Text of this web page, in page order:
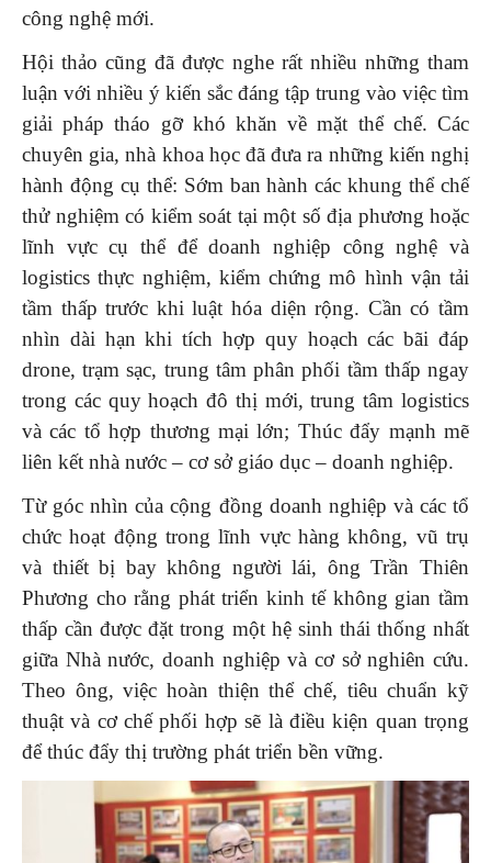
công nghệ mới.
Hội thảo cũng đã được nghe rất nhiều những tham
luận với nhiều ý kiến sắc đáng tập trung vào việc tìm
giải pháp tháo gỡ khó khăn về mặt thể chế. Các
chuyên gia, nhà khoa học đã đưa ra những kiến nghị
hành động cụ thể: Sớm ban hành các khung thể chế
thử nghiệm có kiểm soát tại một số địa phương hoặc
lĩnh vực cụ thể để doanh nghiệp công nghệ và
logistics thực nghiệm, kiểm chứng mô hình vận tải
tầm thấp trước khi luật hóa diện rộng. Cần có tầm
nhìn dài hạn khi tích hợp quy hoạch các bãi đáp
drone, trạm sạc, trung tâm phân phối tầm thấp ngay
trong các quy hoạch đô thị mới, trung tâm logistics
và các tổ hợp thương mại lớn; Thúc đẩy mạnh mẽ
liên kết nhà nước – cơ sở giáo dục – doanh nghiệp.
Từ góc nhìn của cộng đồng doanh nghiệp và các tổ
chức hoạt động trong lĩnh vực hàng không, vũ trụ
và thiết bị bay không người lái, ông Trần Thiên
Phương cho rằng phát triển kinh tế không gian tầm
thấp cần được đặt trong một hệ sinh thái thống nhất
giữa Nhà nước, doanh nghiệp và cơ sở nghiên cứu.
Theo ông, việc hoàn thiện thể chế, tiêu chuẩn kỹ
thuật và cơ chế phối hợp sẽ là điều kiện quan trọng
để thúc đẩy thị trường phát triển bền vững.